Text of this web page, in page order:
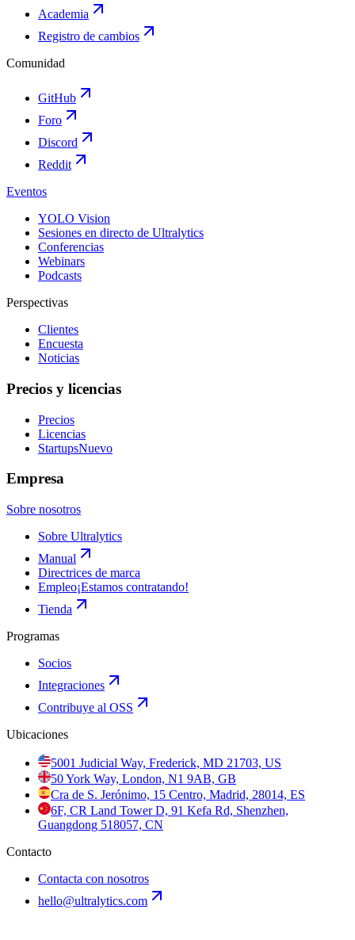
Academia
Registro de cambios
Comunidad
GitHub
Foro
Discord
Reddit
Eventos
YOLO Vision
Sesiones en directo de Ultralytics
Conferencias
Webinars
Podcasts
Perspectivas
Clientes
Encuesta
Noticias
Precios y licencias
Precios
Licencias
StartupsNuevo
Empresa
Sobre nosotros
Sobre Ultralytics
Manual
Directrices de marca
Empleo¡Estamos contratando!
Tienda
Programas
Socios
Integraciones
Contribuye al OSS
Ubicaciones
5001 Judicial Way, Frederick, MD 21703, US
50 York Way, London, N1 9AB, GB
Cra de S. Jerónimo, 15 Centro, Madrid, 28014, ES
6F, CR Land Tower D, 91 Kefa Rd, Shenzhen,
Guangdong 518057, CN
Contacto
Contacta con nosotros
hello@ultralytics.com